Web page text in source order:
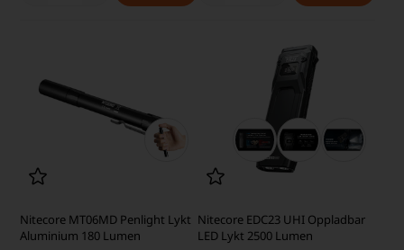
Nitecore MT06MD Penlight Lykt
Aluminium 180 Lumen
Nitecore EDC23 UHI Oppladbar
LED Lykt 2500 Lumen